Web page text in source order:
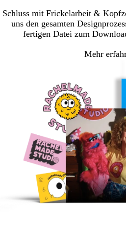
Schluss mit Frickelarbeit &
uns den gesamten
fertigen Datei zum
Mehr